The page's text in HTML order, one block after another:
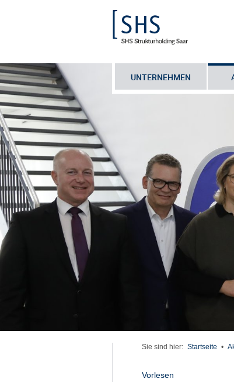
UNTERNEHMEN
Sie sind hier: Startseite •
Vorlesen